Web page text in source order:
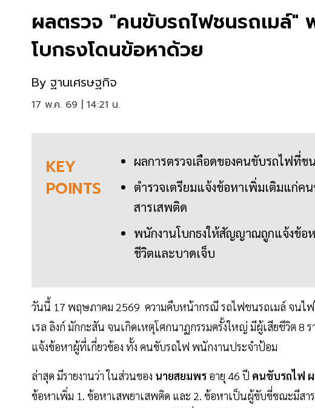
ผลตรวจ "คนขับรถไฟชนรถเมล์"
โบกธงโดนข้อหาด้วย
By ฐานเศรษฐกิจ
17 พ.ค. 69 | 14:21 น.
KEY
POINTS
ผลการตรวจเลือดของคนขับรถไฟที่ช
ตำรวจเตรียมแจ้งข้อหาเพิ่มเติมแก่
สารเสพติด
พนักงานโบกธงให้สัญญาณถูกแจ้งข้อ
ชีวิตและบาดเจ็บ
วันนี้ 17 พฤษภาคม 2569 ความคืบหน้ากรณี รถไฟชนรถเมล์ จนไ
เรล ลิงก์ มักกะสัน จนเกิดเหตุโศกนาฏกรรมครั้งใหญ่ มีผู้เสียชีวิต 8
แจ้งข้อหาผู้ที่เกี่ยวข้อง ทั้ง คนขับรถไฟ พนักงานประจำป้อม
ล่าสุด มีรายงานว่า ในส่วนของ นายสยมพร อายุ 46 ปี คนขับรถไฟ
ข้อหาเพิ่ม 1. ข้อหาเสพยาเสพติด และ 2. ข้อหาเป็นผู้ขับขี่ขณะมีสา